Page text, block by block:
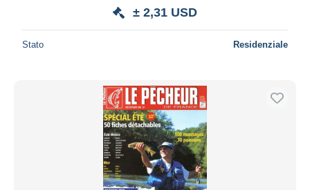
± 2,31 USD
Stato Residenziale